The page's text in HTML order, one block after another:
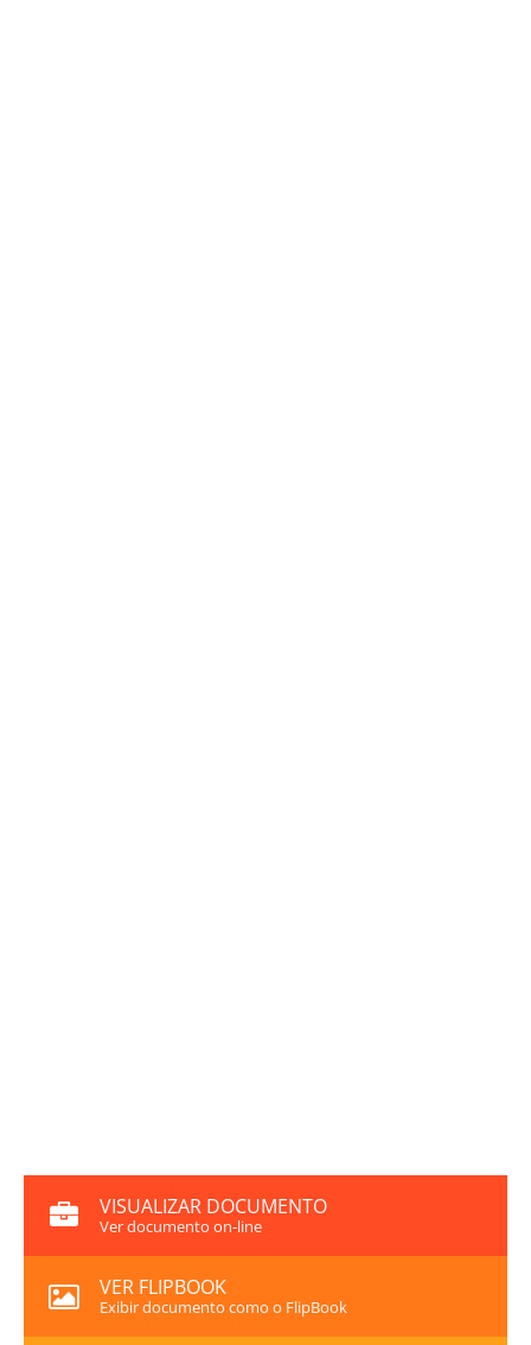
VISUALIZAR DOCUMENTO
Ver documento on-line
VER FLIPBOOK
Exibir documento como o FlipBook